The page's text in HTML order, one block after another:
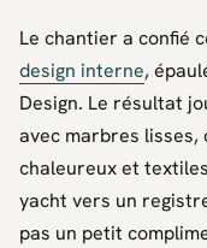
Le chantier a confié
design interne,
Design. Le résultat
avec marbres lisses,
chaleureux et
yacht vers un
pas un petit